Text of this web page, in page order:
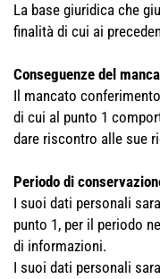
La base giuridica che
finalità di cui ai
Conseguenze del
Il mancato
di cui al punto 1
dare riscontro alle sue
Periodo di
I suoi dati personali
punto 1, per il periodo
di informazioni.
I suoi dati personali